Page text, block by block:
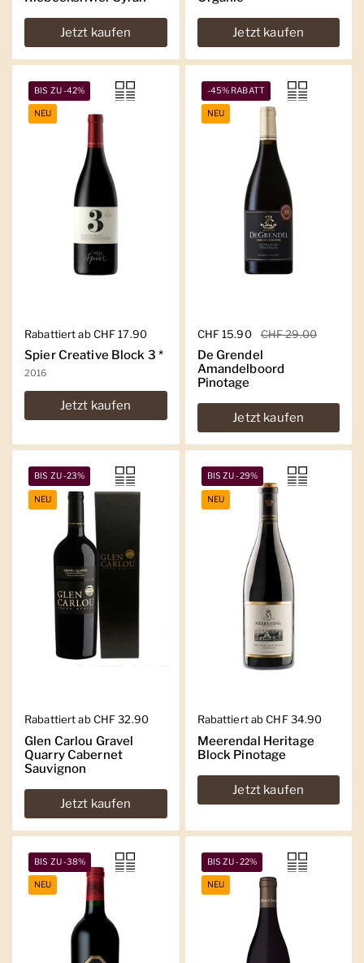
Jetzt kaufen Jetzt kaufen
Regulärer Preis
Rabattiert ab CHF 17.90
Spier Creative Block 3 *
2016
Jetzt kaufen
BIS ZU -42%
NEU
Regulärer Preis
CHF 15.90 Sale-Preis
CHF 29.00
De Grendel
Amandelboord
Pinotage
Jetzt kaufen
-45% RABATT
NEU
Regulärer Preis
Rabattiert ab CHF 32.90
Glen Carlou Gravel
Quarry Cabernet
Sauvignon
Jetzt kaufen
BIS ZU -23%
NEU
Regulärer Preis
Rabattiert ab CHF 34.90
Meerendal Heritage
Block Pinotage
Jetzt kaufen
BIS ZU -29%
NEU
BIS ZU -38%
NEU
BIS ZU -22%
NEU